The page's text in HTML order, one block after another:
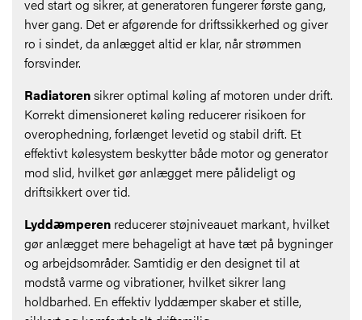
ved start og sikrer, at generatoren fungerer første gang,
hver gang. Det er afgørende for driftssikkerhed og giver
ro i sindet, da anlægget altid er klar, når strømmen
forsvinder.
Radiatorensikrer optimal køling af motoren under drift.
Korrekt dimensioneret køling reducerer risikoen for
overophedning, forlænget levetid og stabil drift. Et
effektivt kølesystem beskytter både motor og generator
mod slid, hvilket gør anlægget mere pålideligt og
driftsikkert over tid.
Lyddæmperen reducerer støjniveauet markant, hvilket
gør anlægget mere behageligt at have tæt på bygninger
og arbejdsområder. Samtidig er den designet til at
modstå varme og vibrationer, hvilket sikrer lang
holdbarhed. En effektiv lyddæmper skaber et stille,